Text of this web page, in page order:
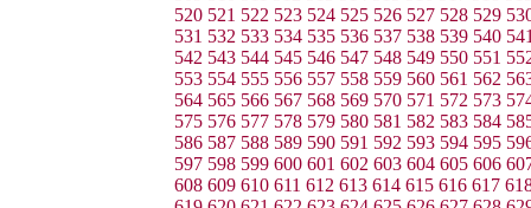
520 521 522 523 524 525 526 527 528 529
531 532 533 534 535 536 537 538 539 540
542 543 544 545 546 547 548 549 550 551
553 554 555 556 557 558 559 560 561 562
564 565 566 567 568 569 570 571 572 573
575 576 577 578 579 580 581 582 583 584
586 587 588 589 590 591 592 593 594 595
597 598 599 600 601 602 603 604 605 606
608 609 610 611 612 613 614 615 616 617